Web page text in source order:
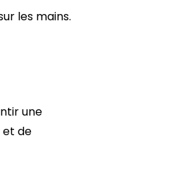
les mains.
une
et de